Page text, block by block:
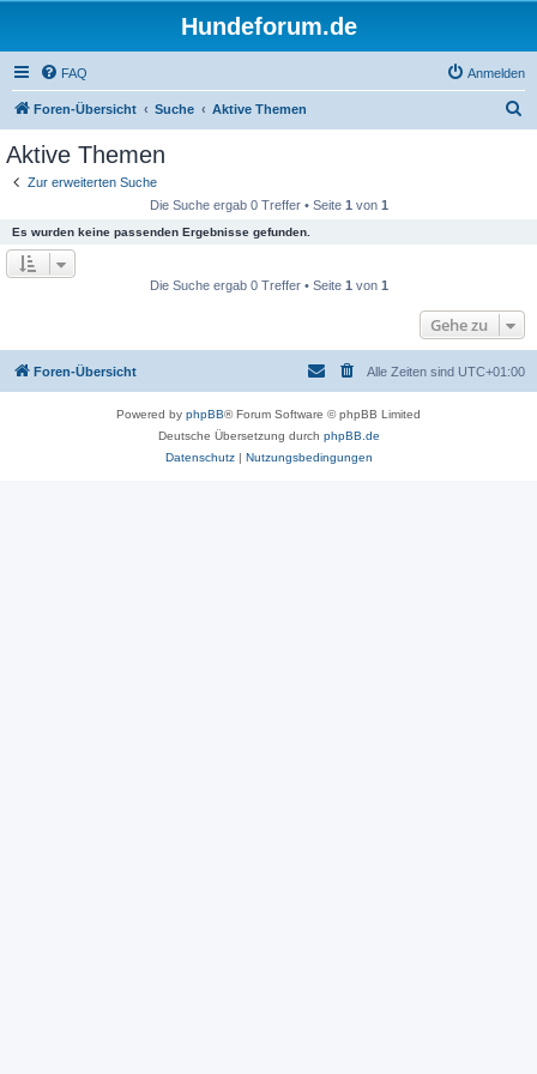
Hundeforum.de
FAQ Anmelden
Foren-Übersicht Suche Aktive Themen
Aktive Themen
Zur erweiterten Suche
Die Suche ergab 0 Treffer • Seite 1 von 1
Es wurden keine passenden Ergebnisse gefunden.
Die Suche ergab 0 Treffer • Seite 1 von 1
Gehe zu
Foren-Übersicht Alle Zeiten sind UTC+01:00
Powered by phpBB® Forum Software © phpBB Limited
Deutsche Übersetzung durch phpBB.de
Datenschutz| Nutzungsbedingungen